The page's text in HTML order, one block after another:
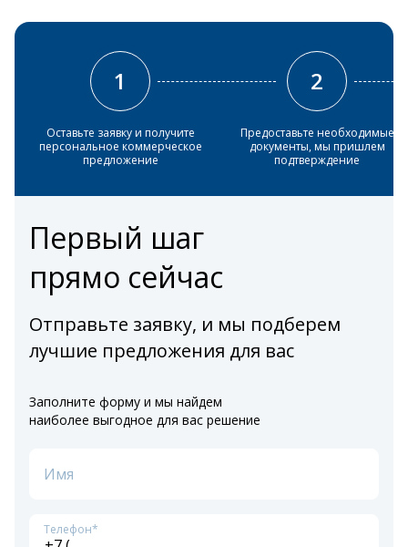
1
Оставьте заявку и получите
персональное коммерческое
предложение
2
Предоставьте необходимые
документы, мы пришлем
подтверждение
Первый шаг
прямо сейчас
Отправьте заявку, и мы подберем
лучшие предложения для вас
Заполните форму и мы найдем
наиболее выгодное для вас решение
Имя
Телефон*